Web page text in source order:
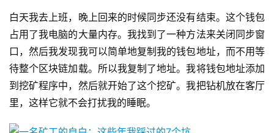
白天我去上班，晚上回来的时候同步还没有结束。这个钱包
占用了我电脑的大量内存。我找到了一种方法来关闭同步窗
口，然后我发现我可以简单地复制我的钱包地址，而不用等
待整个区块链加载。所以我复制了地址。我将钱包地址添加
到挖矿程序中，然后就开始了这个挖矿。我把钻机放在客厅
里，这样它就不会打扰我的睡眠。